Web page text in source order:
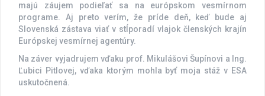
majú záujem podieľať sa na európskom vesmírnom
programe. Aj preto verím, že príde deň, keď bude aj
Slovenská zástava viať v stĺporadí vlajok členských krajín
Európskej vesmírnej agentúry.
Na záver vyjadrujem vďaku prof. Mikulášovi Šupínovi a Ing.
Ľubici Pitlovej, vďaka ktorým mohla byť moja stáž v ESA
uskutočnená.